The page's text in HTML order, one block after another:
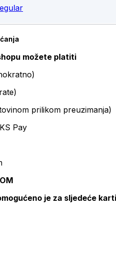
možete platiti
prilikom preuzimanja)
Pay
je za sljedeće